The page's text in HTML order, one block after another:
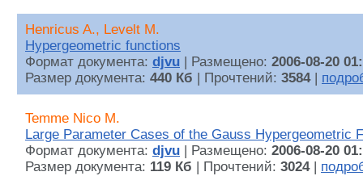
Henricus A., Levelt M.
Hypergeometric functions
Формат документа: djvu | Размещено: 2006-08-20
Размер документа: 440 Кб | Прочтений: 3584|
Temme Nico M.
Large Parameter Cases of the Gauss Hypergeometric
Формат документа: djvu | Размещено: 2006-08-20
Размер документа: 119 Кб | Прочтений: 3024|